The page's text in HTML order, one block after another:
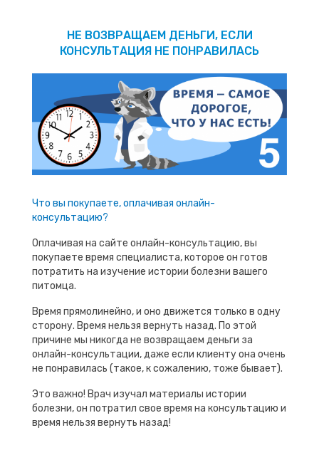
НЕ ВОЗВРАЩАЕМ ДЕНЬГИ, ЕСЛИ
КОНСУЛЬТАЦИЯ НЕ ПОНРАВИЛАСЬ
Что вы покупаете, оплачивая онлайн-
консультацию?
Оплачивая на сайте онлайн-консультацию, вы
покупаете время специалиста, которое он готов
потратить на изучение истории болезни вашего
питомца.
Время прямолинейно, и оно движется только в одну
сторону. Время нельзя вернуть назад. По этой
причине мы никогда не возвращаем деньги за
онлайн-консультации, даже если клиенту она очень
не понравилась (такое, к сожалению, тоже бывает).
Это важно! Врач изучал материалы истории
болезни, он потратил свое время на консультацию и
время нельзя вернуть назад!